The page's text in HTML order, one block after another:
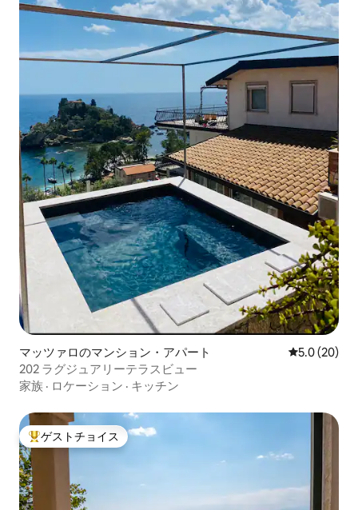
マッツァロのマンション・アパート レビュー20
5.0 (20)
202 ラグジュアリーテラスビュー
家族 · ロケーション · キッチン
大好評のゲストチョイスです。
ゲストチョイス